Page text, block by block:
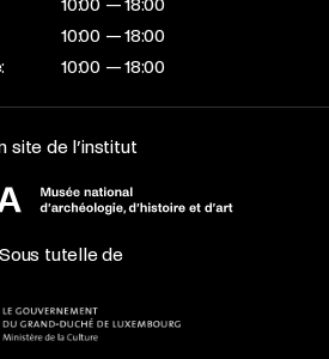
10:00 — 18:00
10:00 — 18:00
10:00 — 18:00
site de l’institut
Sous tutelle de